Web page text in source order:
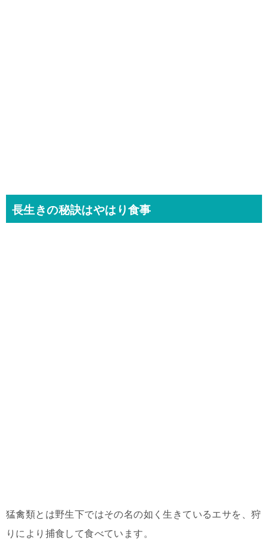
長生きの秘訣はやはり食事
猛禽類とは野生下ではその名の如く生きているエサを、狩
りにより捕食して食べています。